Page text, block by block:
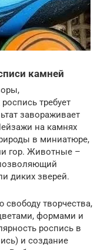
камней
требует
завораживает
на камнях
в миниатюре,
гор. Животные –
диких зверей.
свободу творчества,
формами и
роспись в
и создание